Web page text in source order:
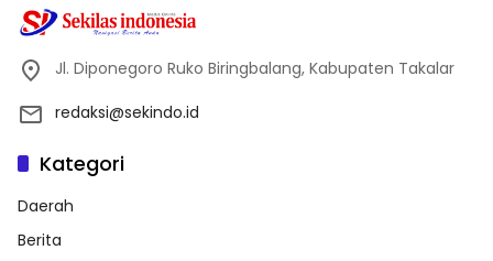
Jl. Diponegoro Ruko Biringbalang, Kabupaten Takalar
redaksi@sekindo.id
Kategori
Daerah
Berita